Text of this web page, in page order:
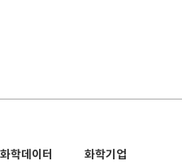
화학데이터 화학기업